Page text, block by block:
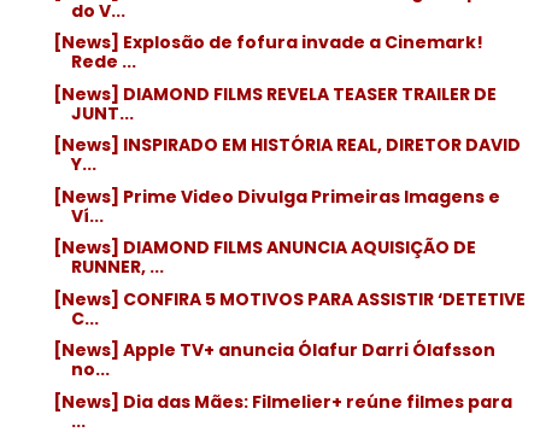
do V...
[News] Explosão de fofura invade a Cinemark!
Rede ...
[News] DIAMOND FILMS REVELA TEASER TRAILER DE
JUNT...
[News] INSPIRADO EM HISTÓRIA REAL, DIRETOR DAVID
Y...
[News] Prime Video Divulga Primeiras Imagens e
Ví...
[News] DIAMOND FILMS ANUNCIA AQUISIÇÃO DE
RUNNER, ...
[News] CONFIRA 5 MOTIVOS PARA ASSISTIR ‘DETETIVE
C...
[News] Apple TV+ anuncia Ólafur Darri Ólafsson
no...
[News] Dia das Mães: Filmelier+ reúne filmes para
...